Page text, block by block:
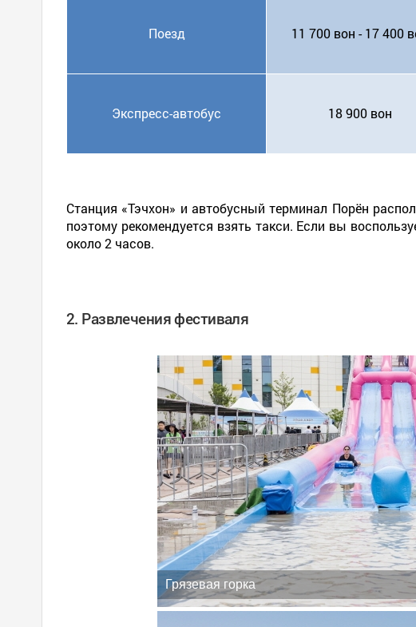
Поезд 11 700 вон - 17 400
Экспресс-автобус 18 900 вон
Станция «Тэчхон» и автобусный терминал Порён
поэтому рекомендуется взять такси. Если вы
около 2 часов.
2. Развлечения фестиваля
Грязевая горка